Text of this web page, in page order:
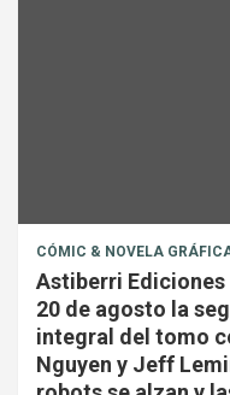
CÓMIC & NOVELA
Astiberri
20 de agosto la
integral del tomo
Nguyen y Jeff